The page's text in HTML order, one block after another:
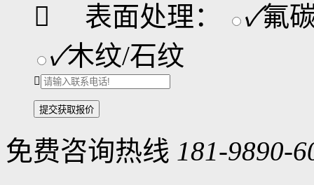
 表面处理： ✓氟
✓木纹/石纹

免费咨询热线 181-9890-